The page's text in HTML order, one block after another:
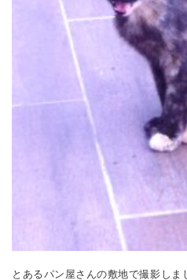
とあるパン屋さんの敷地で撮影しま